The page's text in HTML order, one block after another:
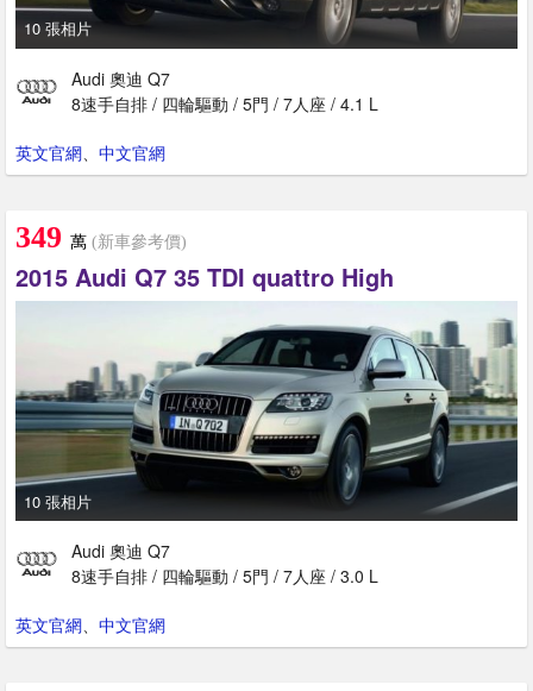
10 張相片
Audi 奧迪 Q7
8速手自排 / 四輪驅動 / 5門 / 7人座 / 4.1 L
英文官網 中文官網
349 萬 (新車參考價)
2015 Audi Q7 35 TDI quattro High
10 張相片
Audi 奧迪 Q7
8速手自排 / 四輪驅動 / 5門 / 7人座 / 3.0 L
英文官網、 中文官網